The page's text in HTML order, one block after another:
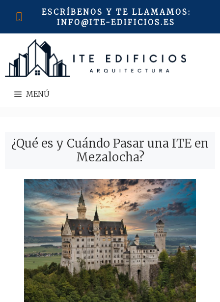
ESCRÍBENOS Y TE LLAMAMOS:
INFO@ITE-EDIFICIOS.ES
MENÚ
¿Qué es y Cuándo Pasar una ITE en
Mezalocha?